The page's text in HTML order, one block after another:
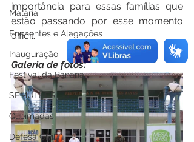
Malária
Enchentes e Alagações
Inauguração
Festival da Banana
SEMULHER
Queimadas
Defesa Civil
importância para essas famílias que
estão passando por esse momento
difícil.
Galeria de fotos: